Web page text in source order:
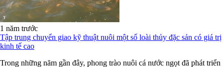
1 năm trước
Tập trung chuyển giao kỹ thuật nuôi một số loài thủy đặc sản có giá trị
kinh tế cao
Trong những năm gần đây, phong trào nuôi cá nước ngọt đã phát triển